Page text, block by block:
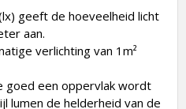
geeft de hoeveelheid licht
aan.
verlichting van 1m²
goed een oppervlak wordt
lumen de helderheid van de